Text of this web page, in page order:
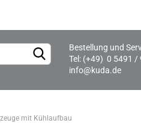
Lieferland
Bestellung und
Tel: (+49) 0 5491
info@kuda.de
mit Kühlaufbau